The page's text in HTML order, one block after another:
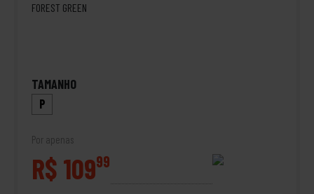
FOREST GREEN
TAMANHO
P
Por apenas
R$ 10999